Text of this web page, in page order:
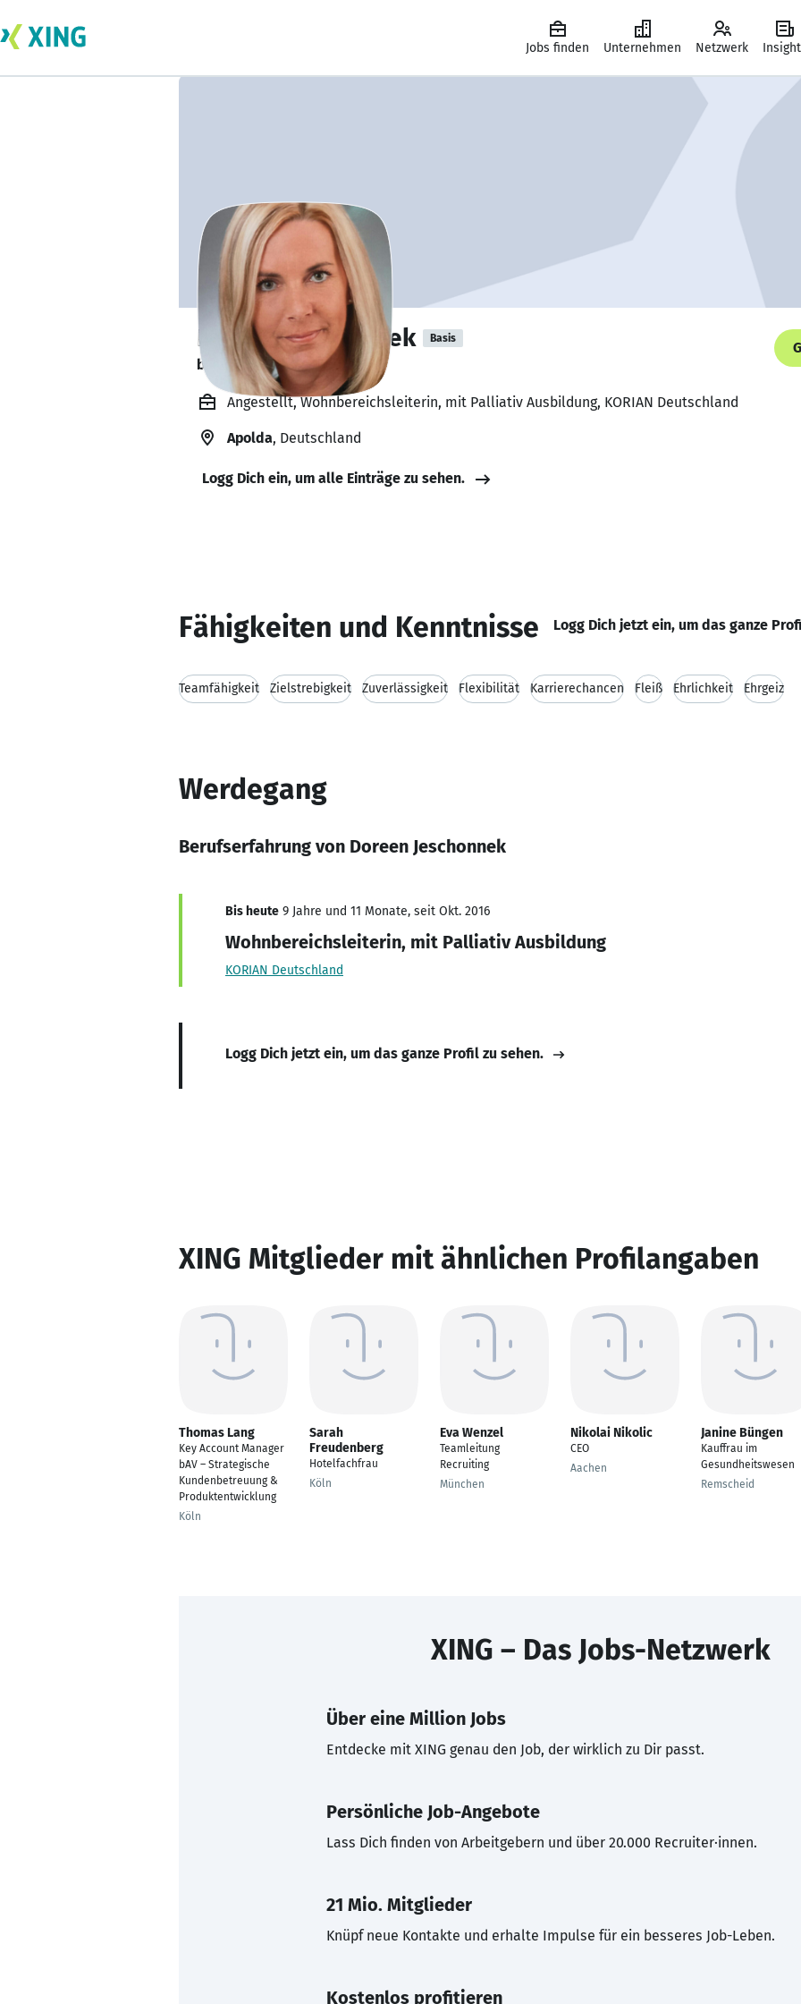
Jobs finden Unternehmen Netzwerk
Doreen Jeschonnek Basis
bildet sich zurzeit weiter. 🎓
Angestellt, Wohnbereichsleiterin, mit Palliativ Ausbildung, KORIAN Deutschland
Apolda, Deutschland
Logg Dich ein, um alle Einträge zu sehen.
Fähigkeiten und Kenntnisse Logg Dich jetzt ein, um das ganze
Teamfähigkeit Zielstrebigkeit Zuverlässigkeit Flexibilität Karrierechancen Fleiß Ehrlichkeit Ehrgeiz
Werdegang
Berufserfahrung von Doreen Jeschonnek
Bis heute 9 Jahre und 11 Monate, seit Okt. 2016
Wohnbereichsleiterin, mit Palliativ Ausbildung
KORIAN Deutschland
Logg Dich jetzt ein, um das ganze Profil zu sehen.
XING Mitglieder mit ähnlichen Profilangaben
Thomas Lang
Key Account Manager
bAV – Strategische
Kundenbetreuung &
Produktentwicklung
Köln
Sarah
Freudenberg
Hotelfachfrau
Köln
Eva Wenzel
Teamleitung
Recruiting
München
Nikolai Nikolic
CEO
Aachen
Janine Büngen
Kauffrau im
Gesundheitswesen
Remscheid
XING – Das Jobs-Netzwerk
Über eine Million Jobs
Entdecke mit XING genau den Job, der wirklich zu Dir passt.
Persönliche Job-Angebote
Lass Dich finden von Arbeitgebern und über 20.000 Recruiter·innen.
21 Mio. Mitglieder
Knüpf neue Kontakte und erhalte Impulse für ein besseres Job-Leben.
Kostenlos profitieren